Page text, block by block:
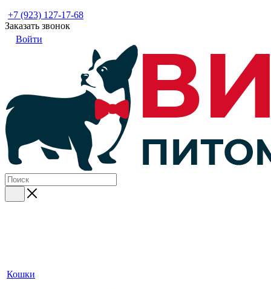
+7 (923) 127-17-68
Заказать звонок
Войти
Кошки